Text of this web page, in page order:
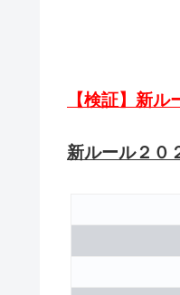
【検証】新
新ルール２０